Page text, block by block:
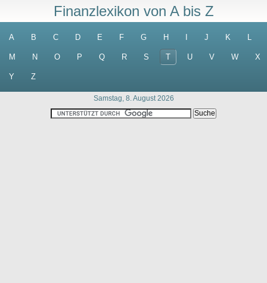
Finanzlexikon von A bis Z
A B C D E F G H J K L
M N O P Q R S T U V W X
Y Z
Samstag, 8. August 2026